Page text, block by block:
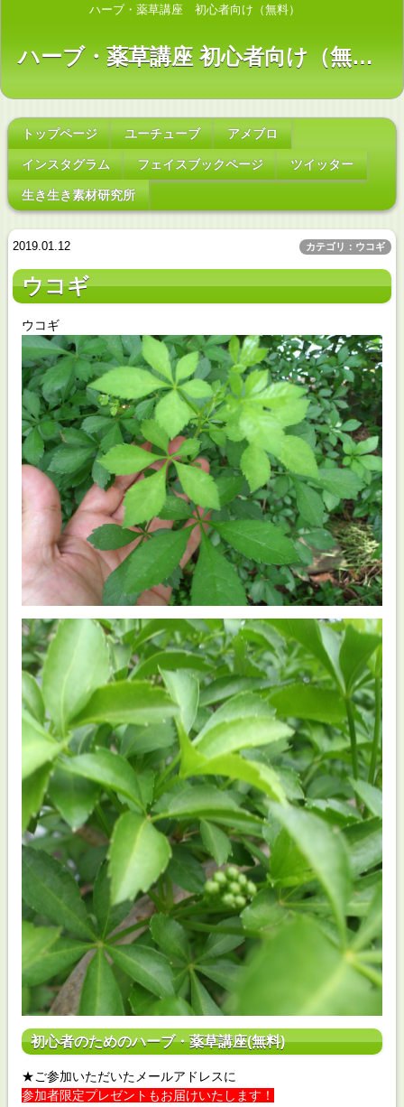
ハーブ・薬草講座 初心者向け（無料）
ハーブ・薬草講座 初心者向け（無料）
トップページ ユーチューブ アメブロ
インスタグラム フェイスブックページ ツイッター
生き生き素材研究所
2019.01.12 カテゴリ：ウコギ
ウコギ
ウコギ
初心者のためのハーブ・薬草講座(無料)
★ご参加いただいたメールアドレスに
参加者限定プレゼントもお届けいたします！